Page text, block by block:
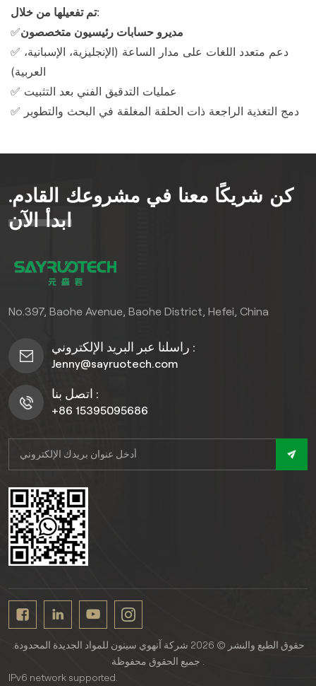
تم تفعيلها من خلال:
✅مديرو حسابات رئيسيون متخصصون
✅ دعم متعدد اللغات على مدار الساعة (الإنجليزية، الإسبانية،
العربية)
✅ عمليات التدقيق الفني بعد التثبيت
✅ دمج التغذية الراجعة ذات الحلقة المغلقة في البحث والتطوير
كن شريكًا معنا في مشروعك القادم.
ابدأ الآن
No.397, Baohe Avenue, Baohe District, Hefei, China
راسلنا عبر البريد الإلكتروني :
Jenny@sayruotech.com
اتصل بنا :
+86 15395095686
حقوق الطبع والنشر © 2026 شركة آنهوي سينون للمواد الجديدة المحدودة.
جميع الحقوق محفوظة .
IPv6 network supported.